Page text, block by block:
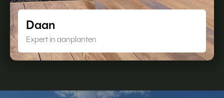
Daan
Expert in aanplanten